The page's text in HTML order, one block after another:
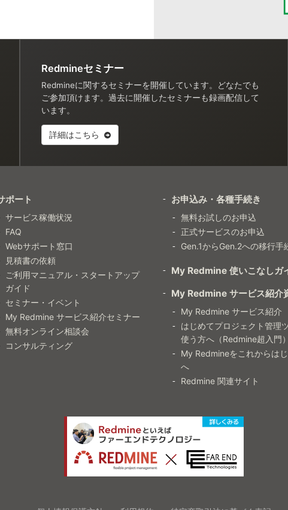
Redmineセミナー
Redmineに関するセミナーを開催しています。どなたでも
ご参加頂けます。過去に開催したセミナーも録画配信して
います。
詳細はこちら
ポート
サービス稼働状況
FAQ
Webサポート窓口
見積書の依頼
ご利用マニュアル・スタートアップ
ガイド
セミナー・イベント
My Redmine サービス紹介セミナー
無料オンライン相談会
コンサルティング
お申込み・各種手続き
無料お試しのお申込
正式サービスのお申込
Gen.1からGen.2への移行手
My Redmine 使いこなしガ
My Redmine サービス紹介
My Redmine サービス紹介
はじめてプロジェクト管理
使う方へ（Redmine超入門
My Redmineをこれからは
へ
Redmine 関連サイト